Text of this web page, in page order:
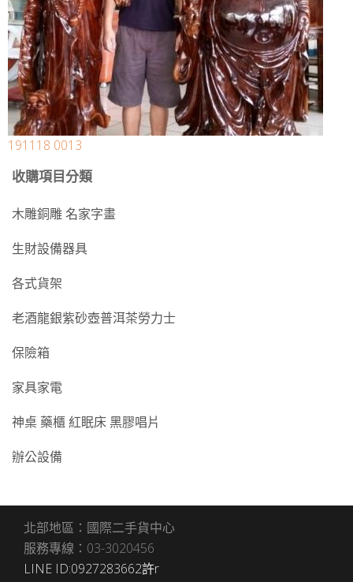
191118 0013
收購項目分類
木雕銅雕 名家字畫
生財設備器具
各式貨架
老酒龍銀紫砂壺普洱茶勞力士
保險箱
家具家電
神桌 藥櫃 紅眠床 黑膠唱片
辦公設備
北部地區：國際二手貨中心
服務專線：03-3020456
LINE ID:0927283662許r